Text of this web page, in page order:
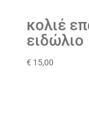
κολιέ
ειδώλιο
€ 15,00